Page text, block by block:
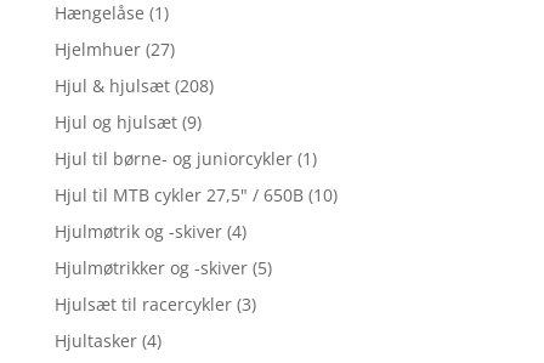
Hængelåse (1)
Hjelmhuer (27)
Hjul & hjulsæt (208)
Hjul og hjulsæt (9)
Hjul til børne- og juniorcykler (1)
Hjul til MTB cykler 27,5" / 650B (10)
Hjulmøtrik og -skiver (4)
Hjulmøtrikker og -skiver (5)
Hjulsæt til racercykler (3)
Hjultasker (4)